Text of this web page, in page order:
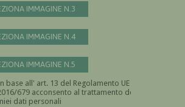
IMMAGINE N.3
IMMAGINE N.4
IMMAGINE N.5
base all' art. 13 del Regolamento UE n.
679 acconsento al trattamento dei
dati personali
Devi dare il consenso